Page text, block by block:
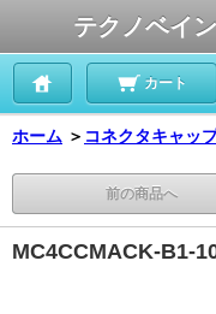
テクノベイ
カート
ホーム ＞ コネクタキャッ
前の商品へ
MC4CCMACK-B1-